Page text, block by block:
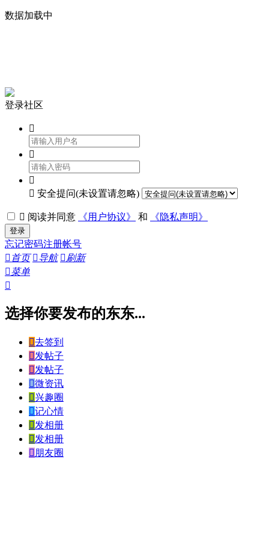
数据加载中
登录社区



 安全提问(未设置请忽略)
 阅读并同意 《用户协议》 和 《隐私声明》
登录
忘记密码注册帐号
 首页 导航 刷新
菜单

选择你要发布的东东...
去签到
发帖子
发帖子
微资讯
兴趣圈
记心情
发相册
发相册
 朋友圈